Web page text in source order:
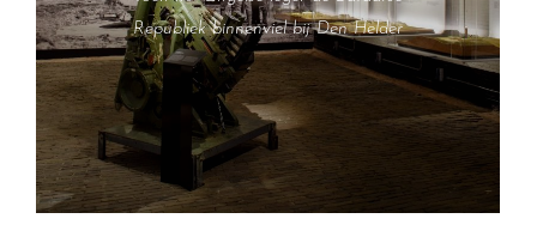
Republiek binnenviel bij Den Helder